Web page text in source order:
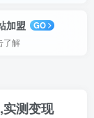
加盟
GO
了解
测变现